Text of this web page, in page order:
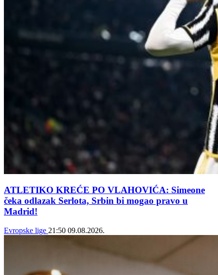
ATLETIKO KREĆE PO VLAHOVIĆA: Simeone
čeka odlazak Serlota, Srbin bi mogao pravo u
Madrid!
Evropske lige 21:50 09.08.2026.